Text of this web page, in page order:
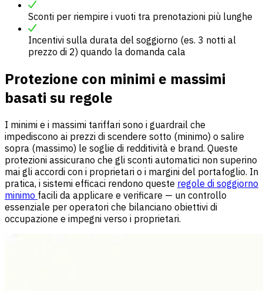
Sconti per riempire i vuoti tra prenotazioni più lunghe
Incentivi sulla durata del soggiorno (es. 3 notti al
prezzo di 2) quando la domanda cala
Protezione con minimi e massimi
basati su regole
I minimi e i massimi tariffari sono i guardrail che
impediscono ai prezzi di scendere sotto (minimo) o salire
sopra (massimo) le soglie di redditività e brand. Queste
protezioni assicurano che gli sconti automatici non superino
mai gli accordi con i proprietari o i margini del portafoglio. In
pratica, i sistemi efficaci rendono queste regole di soggiorno
minimo facili da applicare e verificare — un controllo
essenziale per operatori che bilanciano obiettivi di
occupazione e impegni verso i proprietari.